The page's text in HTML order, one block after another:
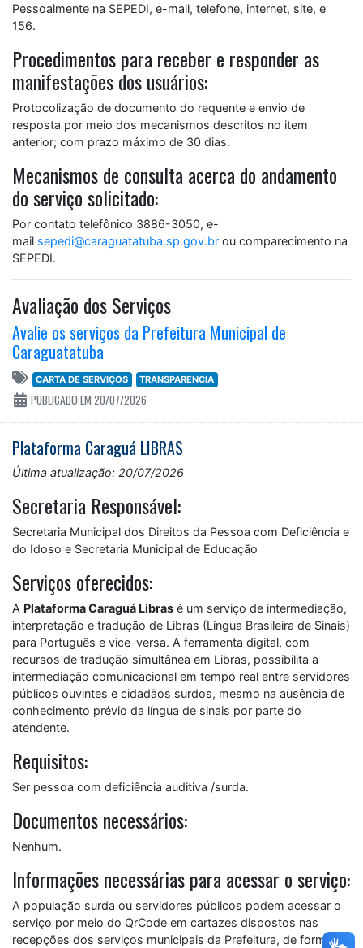
Pessoalmente na SEPEDI, e-mail, telefone, internet, site, e
156.
Procedimentos para receber e responder as
manifestações dos usuários:
Protocolização de documento do requente e envio de
resposta por meio dos mecanismos descritos no item
anterior; com prazo máximo de 30 dias.
Mecanismos de consulta acerca do andamento
do serviço solicitado:
Por contato telefônico 3886-3050, e-
mail sepedi@caraguatatuba.sp.gov.br ou comparecimento na
SEPEDI.
Avaliação dos Serviços
Avalie os serviços da Prefeitura Municipal de
Caraguatatuba
CARTA DE SERVIÇOS TRANSPARENCIA
PUBLICADO EM 20/07/2026
Plataforma Caraguá LIBRAS
Última atualização: 20/07/2026
Secretaria Responsável:
Secretaria Municipal dos Direitos da Pessoa com Deficiência e
do Idoso e Secretaria Municipal de Educação
Serviços oferecidos:
A Plataforma Caraguá Libras é um serviço de intermediação,
interpretação e tradução de Libras (Língua Brasileira de Sinais)
para Português e vice-versa. A ferramenta digital, com
recursos de tradução simultânea em Libras, possibilita a
intermediação comunicacional em tempo real entre servidores
públicos ouvintes e cidadãos surdos, mesmo na ausência de
conhecimento prévio da língua de sinais por parte do
atendente.
Requisitos:
Ser pessoa com deficiência auditiva /surda.
Documentos necessários:
Nenhum.
Informações necessárias para acessar o serviço:
A população surda ou servidores públicos podem acessar o
serviço por meio do QrCode em cartazes dispostos nas
recepções dos serviços municipais da Prefeitura, de forma